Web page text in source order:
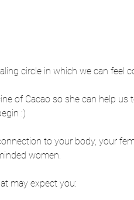
circle in which we can feel
of Cacao so she can help us
:)
to your body, your
women.
may expect you: